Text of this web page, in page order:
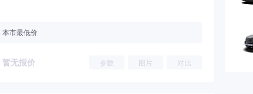
本市最低价
暂无报价 参数 图片 对比